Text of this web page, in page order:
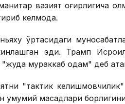
вазият оғирлигича
келмоқда.
ўртасидаги
эди. Трамп Исроил
"жуда мураккаб одам" деб
"тактик
умумий мақсадлари